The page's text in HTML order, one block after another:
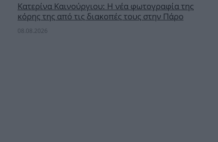
Κατερίνα Καινούργιου: Η νέα φωτογραφία της
κόρης της από τις διακοπές τους στην Πάρο
08.08.2026